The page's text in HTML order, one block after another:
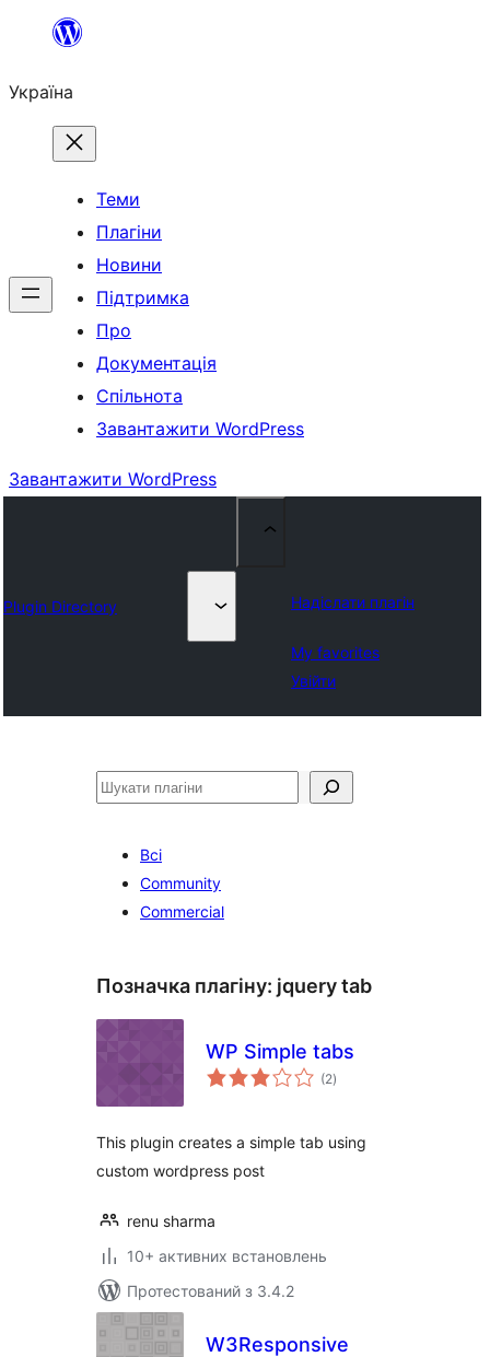
Перейти
вмісту
Україна
Теми
Плагіни
Новини
Підтримка
Про
Документація
Спільнота
Завантажити WordPress
Завантажити WordPress
Plugin Directory Надіслати плагін
My favorites
Увійти
Пошук
Всі
Community
Commercial
Позначка плагіну: jquery tab
WP Simple tabs
(2загальний
рейтинг
)
This plugin creates a simple tab using
custom wordpress post
renu sharma
10+ активних встановлень
Протестований з 3.4.2
W3Responsive